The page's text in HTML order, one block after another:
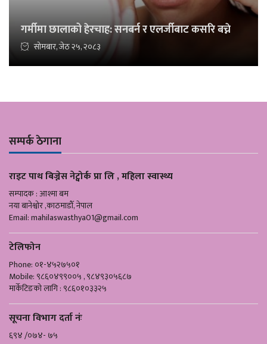
गर्मीमा छालाको हेरचाह: सनबर्न र एलर्जीबाट कसरि बच्ने
सोमबार, जेठ २५, २०८३
सम्पर्क ठेगाना
राइट पाथ बिज्नेस नेट्वोर्क प्रा लि , महिला स्वास्थ्य
सम्पादक : आश्मा बम
नया बानेश्वोर ,काठमाडौँ, नेपाल
Email:mahilaswasthya01@gmail.com
टेलिफोन
Phone: ०१-४५२७५०१
Mobile: ९८६०४९९००५ , ९८४९३०५६८७
मार्केटिङको लागि : ९८६०१०३३२५
सूचना विभाग दर्ता नंः
६९४ /०७४- ७५